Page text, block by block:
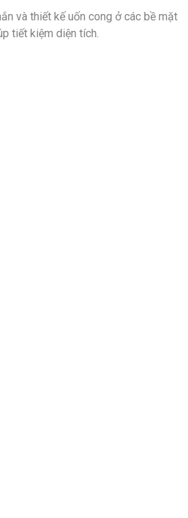
và thiết kế uốn cong ở các bề mặt
tiết kiệm diện tích.